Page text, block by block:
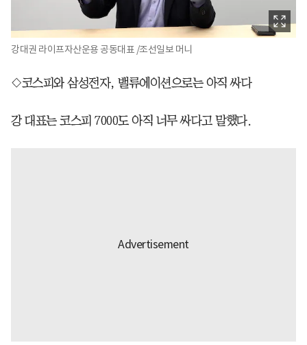
강대권 라이프자산운용 공동대표 /조선일보 머니
◇코스피와 삼성전자, 밸류에이션으로는 아직 싸다
강 대표는 코스피 7000도 아직 너무 싸다고 말했다.